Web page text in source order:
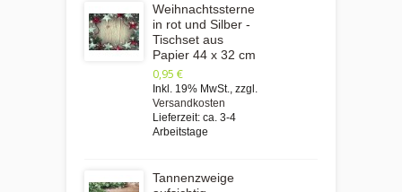
Weihnachtssterne
in rot und Silber -
Tischset aus
Papier 44 x 32 cm
0,95 €
Inkl. 19% MwSt. zzgl.
Versandkosten
Lieferzeit: ca. 3-4
Arbeitstage
Tannenzweige